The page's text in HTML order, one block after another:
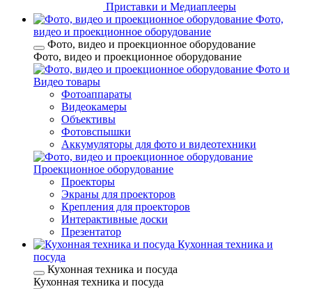
Приставки и Медиаплееры
Фото,
видео и проекционное оборудование
Фото, видео и проекционное оборудование
Фото, видео и проекционное оборудование
Фото и
Видео товары
Фотоаппараты
Видеокамеры
Объективы
Фотовспышки
Аккумуляторы для фото и видеотехники
Проекционное оборудование
Проекторы
Экраны для проекторов
Крепления для проекторов
Интерактивные доски
Презентатор
Кухонная техника и
посуда
Кухонная техника и посуда
Кухонная техника и посуда